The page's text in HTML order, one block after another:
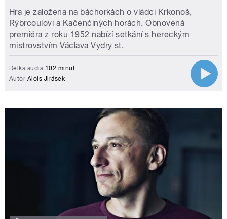
Hra je založena na báchorkách o vládci Krkonoš,
Rýbrcoulovi a Kačenčiných horách. Obnovená
premiéra z roku 1952 nabízí setkání s hereckým
mistrovstvím Václava Vydry st.
Délka audia 102 minut
Autor Alois Jirásek